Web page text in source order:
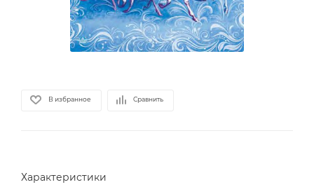
В избранное Сравнить
Характеристики